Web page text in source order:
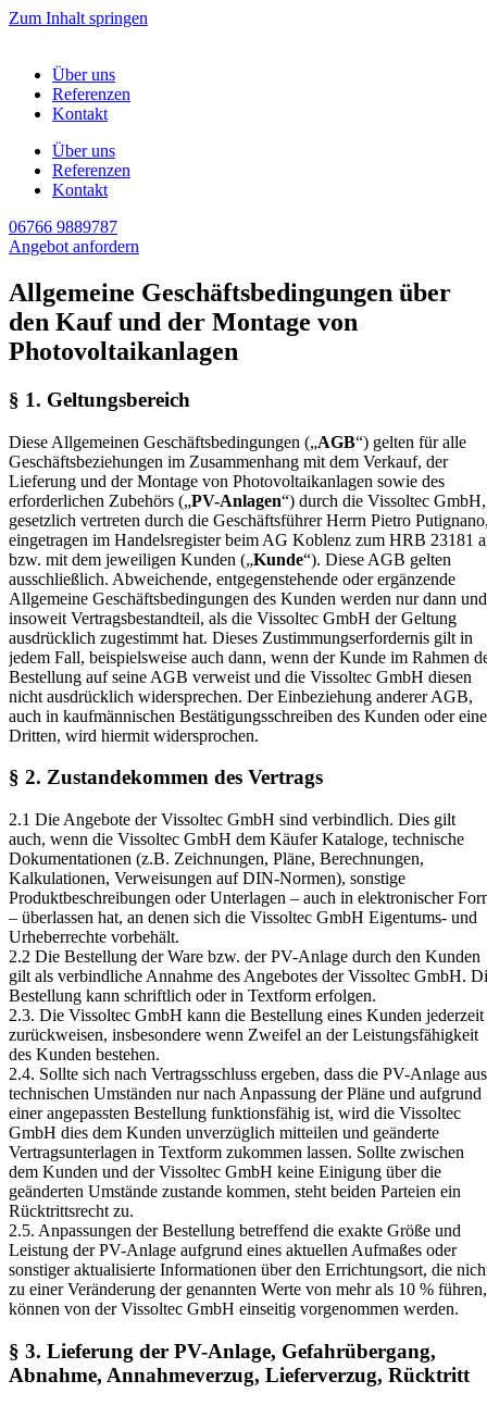
Zum Inhalt springen
Über uns
Referenzen
Kontakt
Über uns
Referenzen
Kontakt
06766 9889787
Angebot anfordern
Allgemeine Geschäftsbedingungen über
den Kauf und der Montage von
Photovoltaikanlagen
§ 1. Geltungsbereich
Diese Allgemeinen Geschäftsbedingungen („AGB“) gelten für alle
Geschäftsbeziehungen im Zusammenhang mit dem Verkauf, der
Lieferung und der Montage von Photovoltaikanlagen sowie des
erforderlichen Zubehörs („PV-Anlagen“) durch die Vissoltec GmbH,
gesetzlich vertreten durch die Geschäftsführer Herrn Pietro
eingetragen im Handelsregister beim AG Koblenz zum HRB 23181
bzw. mit dem jeweiligen Kunden („Kunde“). Diese AGB gelten
ausschließlich. Abweichende, entgegenstehende oder ergänzende
Allgemeine Geschäftsbedingungen des Kunden werden nur dann und
insoweit Vertragsbestandteil, als die Vissoltec GmbH der Geltung
ausdrücklich zugestimmt hat. Dieses Zustimmungserfordernis gilt in
jedem Fall, beispielsweise auch dann, wenn der Kunde im Rahmen
Bestellung auf seine AGB verweist und die Vissoltec GmbH diesen
nicht ausdrücklich widersprechen. Der Einbeziehung anderer AGB,
auch in kaufmännischen Bestätigungsschreiben des Kunden oder
Dritten, wird hiermit widersprochen.
§ 2. Zustandekommen des Vertrags
2.1 Die Angebote der Vissoltec GmbH sind verbindlich. Dies gilt
auch, wenn die Vissoltec GmbH dem Käufer Kataloge, technische
Dokumentationen (z.B. Zeichnungen, Pläne, Berechnungen,
Kalkulationen, Verweisungen auf DIN-Normen), sonstige
Produktbeschreibungen oder Unterlagen – auch in elektronischer
– überlassen hat, an denen sich die Vissoltec GmbH Eigentums- und
Urheberrechte vorbehält.
2.2 Die Bestellung der Ware bzw. der PV-Anlage durch den Kunden
gilt als verbindliche Annahme des Angebotes der Vissoltec GmbH.
Bestellung kann schriftlich oder in Textform erfolgen.
2.3. Die Vissoltec GmbH kann die Bestellung eines Kunden jederzeit
zurückweisen, insbesondere wenn Zweifel an der Leistungsfähigkeit
des Kunden bestehen.
2.4. Sollte sich nach Vertragsschluss ergeben, dass die PV-Anlage aus
technischen Umständen nur nach Anpassung der Pläne und aufgrund
einer angepassten Bestellung funktionsfähig ist, wird die Vissoltec
GmbH dies dem Kunden unverzüglich mitteilen und geänderte
Vertragsunterlagen in Textform zukommen lassen. Sollte zwischen
dem Kunden und der Vissoltec GmbH keine Einigung über die
geänderten Umstände zustande kommen, steht beiden Parteien ein
Rücktrittsrecht zu.
2.5. Anpassungen der Bestellung betreffend die exakte Größe und
Leistung der PV-Anlage aufgrund eines aktuellen Aufmaßes oder
sonstiger aktualisierte Informationen über den Errichtungsort, die
zu einer Veränderung der genannten Werte von mehr als 10 % führen,
können von der Vissoltec GmbH einseitig vorgenommen werden.
§ 3. Lieferung der PV-Anlage, Gefahrübergang,
Abnahme, Annahmeverzug, Lieferverzug, Rücktritt